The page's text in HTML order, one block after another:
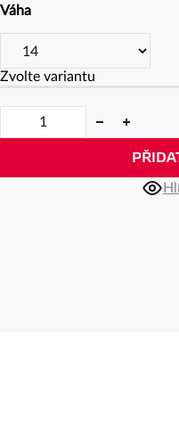
Zvolte variantu
Váha